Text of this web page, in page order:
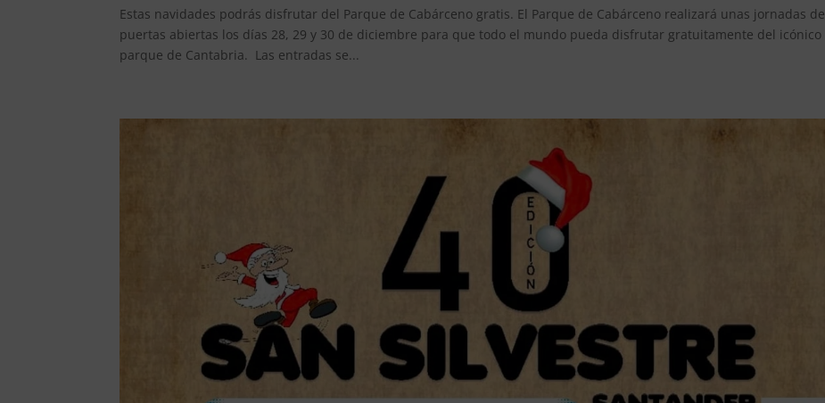
Estas navidades podrás disfrutar del Parque de Cabárceno gratis. El Parque de Cabárceno realizará unas jornadas de
puertas abiertas los días 28, 29 y 30 de diciembre para que todo el mundo pueda disfrutar gratuitamente del icónico
parque de Cantabria. Las entradas se...